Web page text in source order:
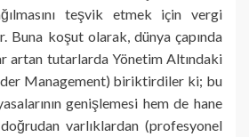
teşvik etmek için vergi
Buna koşut olarak, dünya çapında
artan tutarlarda Yönetim Altındaki
Management) biriktirdiler ki; bu
genişlemesi hem de hane
doğrudan varlıklardan (profesyonel